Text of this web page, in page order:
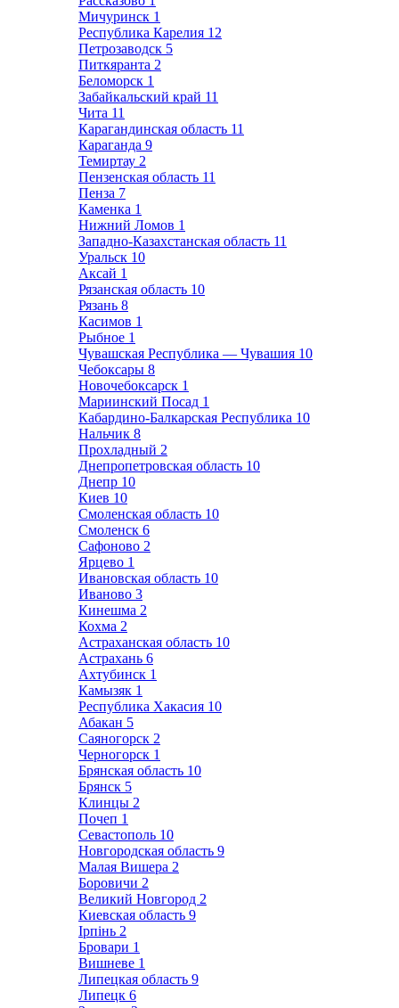
Мичуринск 1
Республика Карелия 12
Петрозаводск 5
Питкяранта 2
Беломорск 1
Забайкальский край 11
Чита 11
Карагандинская область 11
Караганда 9
Темиртау 2
Пензенская область 11
Пенза 7
Каменка 1
Нижний Ломов 1
Западно-Казахстанская область 11
Уральск 10
Аксай 1
Рязанская область 10
Рязань 8
Касимов 1
Рыбное 1
Чувашская Республика — Чувашия 10
Чебоксары 8
Новочебоксарск 1
Мариинский Посад 1
Кабардино-Балкарская Республика 10
Нальчик 8
Прохладный 2
Днепропетровская область 10
Днепр 10
Киев 10
Смоленская область 10
Смоленск 6
Сафоново 2
Ярцево 1
Ивановская область 10
Иваново 3
Кинешма 2
Кохма 2
Астраханская область 10
Астрахань 6
Ахтубинск 1
Камызяк 1
Республика Хакасия 10
Абакан 5
Саяногорск 2
Черногорск 1
Брянская область 10
Брянск 5
Клинцы 2
Почеп 1
Севастополь 10
Новгородская область 9
Малая Вишера 2
Боровичи 2
Великий Новгород 2
Киевская область 9
Ірпінь 2
Бровари 1
Вишневе 1
Липецкая область 9
Липецк 6